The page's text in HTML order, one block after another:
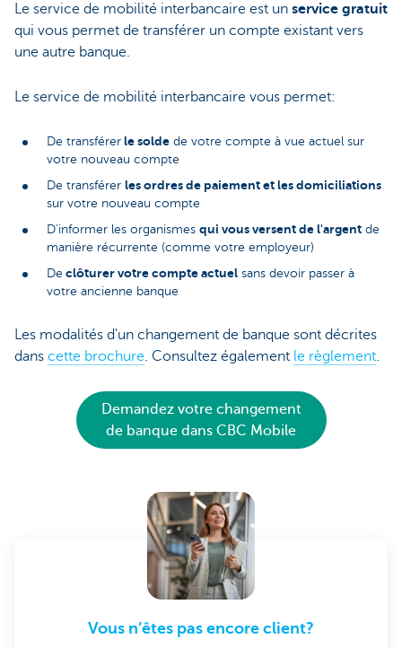
Le service de mobilité interbancaire est un service gratuit
qui vous permet de transférer un compte existant vers
une autre banque.
Le service de mobilité interbancaire vous permet:
De transférer le solde de votre compte à vue actuel sur
votre nouveau compte
De transférer les ordres de paiement et les domiciliations
sur votre nouveau compte
D'informer les organismes qui vous versent de l'argent de
manière récurrente (comme votre employeur)
De clôturer votre compte actuel sans devoir passer à
votre ancienne banque
Les modalités d'un changement de banque sont décrites
dans cette brochure. Consultez également le règlement.
Demandez votre changement
de banque dans CBC Mobile
Vous n’êtes pas encore client?